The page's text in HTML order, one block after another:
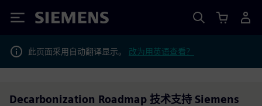
Siemens
此页面采用自动翻译显示。 改为用英语查看？
Decarbonization Roadmap 技术支持 Siemens